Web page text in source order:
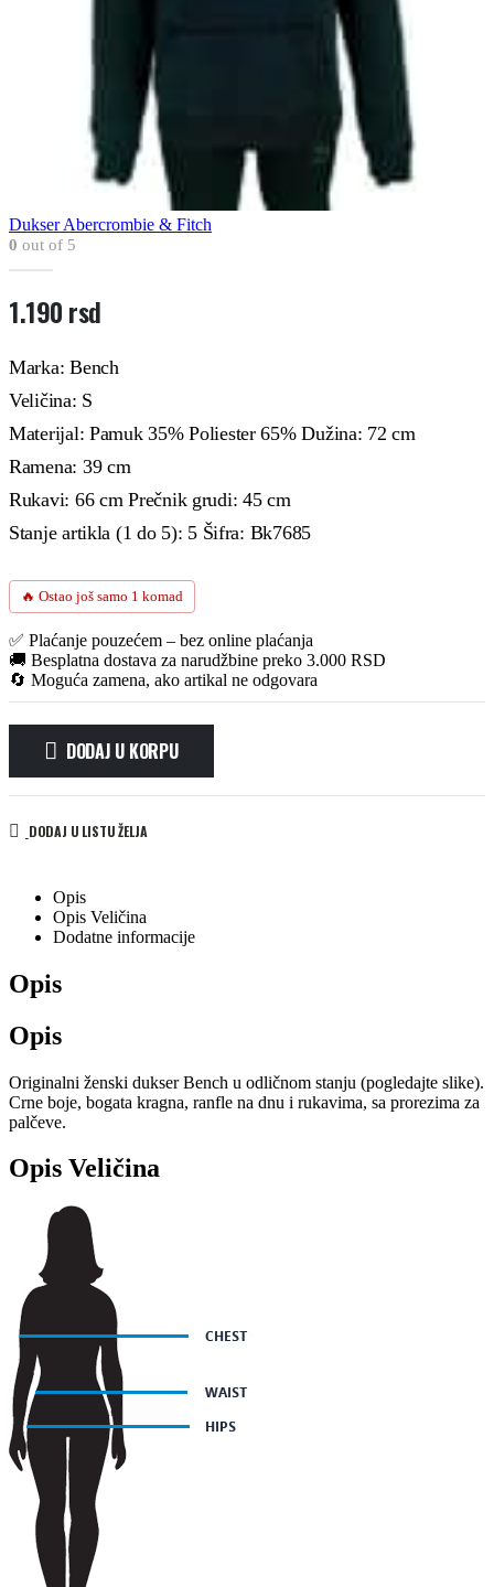
Dukser Abercrombie & Fitch
0 out of 5
1.190rsd
Marka: Bench
Veličina: S
Materijal: Pamuk 35% Poliester 65% Dužina: 72 cm
Ramena: 39 cm
Rukavi: 66 cm Prečnik grudi: 45 cm
Stanje artikla (1 do 5): 5 Šifra: Bk7685
🔥 Ostao još samo 1 komad
✅ Plaćanje pouzećem – bez online plaćanja
🚚 Besplatna dostava za narudžbine preko 3.000 RSD
🔄 Moguća zamena, ako artikal ne odgovara
DODAJ U KORPU
Alternative:
DODAJ U LISTU ŽELJA
Opis
Opis Veličina
Dodatne informacije
Opis
Opis
Originalni ženski dukser Bench u odličnom stanju (pogledajte slike).
Crne boje, bogata kragna, ranfle na dnu i rukavima, sa prorezima za
palčeve.
Opis Veličina